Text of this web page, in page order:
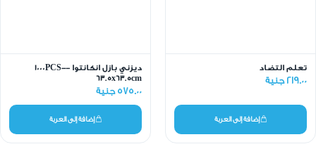
تعلم التضاد
219.00 جنية
إضافة إلى العربة
ديزني بازل انكانتوا -1000PCS-
63.5x63.5cm
575.00 جنية
إضافة إلى العربة